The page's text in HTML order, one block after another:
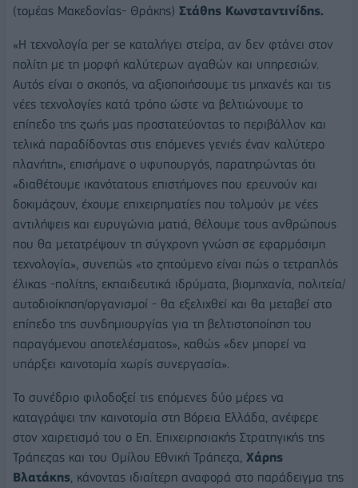
(τομέας Μακεδονίας- Θράκης) Στάθης Κωνσταντινίδης.
«Η τεχνολογία per se καταλήγει στείρα, αν δεν φτάνει στον
πολίτη με τη μορφή καλύτερων αγαθών και υπηρεσιών.
Αυτός είναι ο σκοπός, να αξιοποιήσουμε τις μηχανές και τις
νέες τεχνολογίες κατά τρόπο ώστε να βελτιώνουμε το
επίπεδο της ζωής μας προστατεύοντας το περιβάλλον και
τελικά παραδίδοντας στις επόμενες γενιές έναν καλύτερο
πλανήτη», επισήμανε ο υφυπουργός, παρατηρώντας ότι
«διαθέτουμε ικανότατους επιστήμονες που ερευνούν και
δοκιμάζουν, έχουμε επιχειρηματίες που τολμούν με νέες
αντιλήψεις και ευρυγώνια ματιά, θέλουμε τους ανθρώπους
που θα μετατρέψουν τη σύγχρονη γνώση σε εφαρμόσιμη
τεχνολογία», συνεπώς «το ζητούμενο είναι πώς ο τετραπλός
έλικας -πολίτης, εκπαιδευτικά ιδρύματα, βιομηχανία, πολιτεία/
αυτοδιοίκηση/οργανισμοί - θα εξελιχθεί και θα μεταβεί στο
επίπεδο της συνδημιουργίας για τη βελτιστοποίηση του
παραγόμενου αποτελέσματος», καθώς «δεν μπορεί να
υπάρξει καινοτομία χωρίς συνεργασία».
Το συνέδριο φιλοδοξεί τις επόμενες δύο μέρες να
καταγράψει την καινοτομία στη Βόρεια Ελλάδα, ανέφερε
στον χαιρετισμό του ο Επ. Επιχειρησιακής Στρατηγικής της
Τράπεζας και του Ομίλου Εθνική Τράπεζα, Χάρης
Βλατάκης, κάνοντας ιδιαίτερη αναφορά στο παράδειγμα της